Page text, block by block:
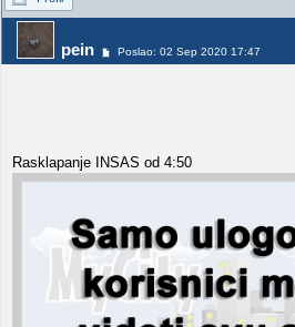
pein Poslao: 02 Sep 2020 17:47
Rasklapanje INSAS od 4:50